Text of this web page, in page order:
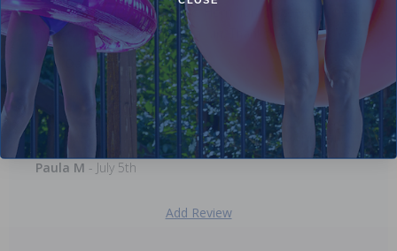
Great quality, looks fantastic. Horn honks, steering wheel
moves, kid smiles definitely a win. Thanks!
Pool Dad
- May 30th
5 stars! My 1 year old niece loved her birthday present.
Paula M - July 5th
Add Review